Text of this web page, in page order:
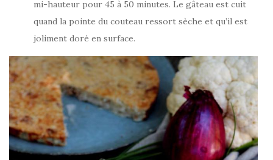
mi-hauteur pour 45 à 50 minutes. Le gâteau est cuit
quand la pointe du couteau ressort sèche et qu’il est
joliment doré en surface.